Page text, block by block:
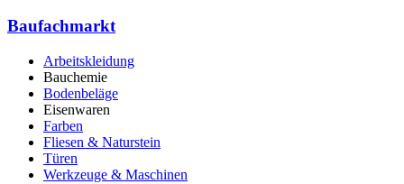
Baufachmarkt
Arbeitskleidung
Bauchemie
Bodenbeläge
Eisenwaren
Farben
Fliesen & Naturstein
Türen
Werkzeuge & Maschinen